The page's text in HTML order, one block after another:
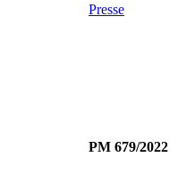
Presse
PM 679/2022